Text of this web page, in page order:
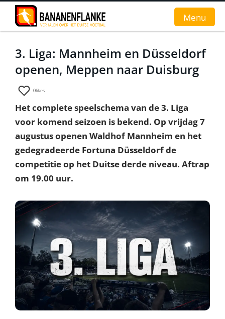
Home
Nieuws
Interviews
Groundhopverhalen
De fans
Achtergrond
Menu
3. Liga: Mannheim en Düsseldorf
openen, Meppen naar Duisburg
0likes
Het complete speelschema van de 3. Liga
voor komend seizoen is bekend. Op vrijdag 7
augustus openen Waldhof Mannheim en het
gedegradeerde Fortuna Düsseldorf de
competitie op het Duitse derde niveau. Aftrap
om 19.00 uur.